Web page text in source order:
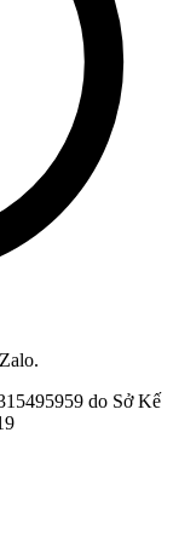
do Sở Kế